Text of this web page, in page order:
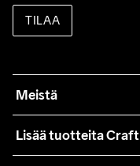
TILAA
Meistä
Lisää tuotteita Craft